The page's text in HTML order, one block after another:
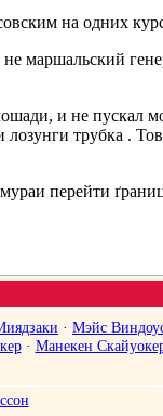
на одних
маршальский
и не пускал
трубка .
перейти
· Мэйс
· Манекен